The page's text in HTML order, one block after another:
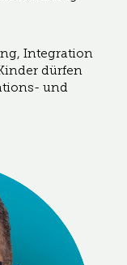
Integration
dürfen
und